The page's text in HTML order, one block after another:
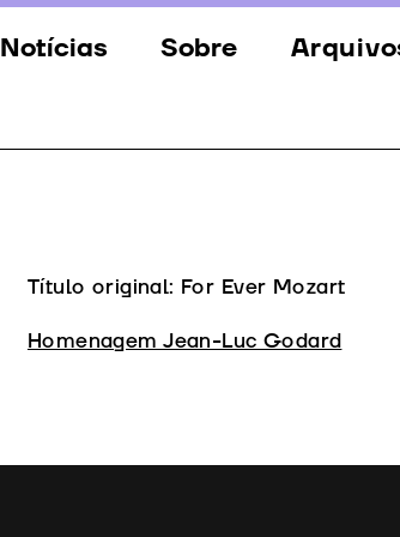
Notícias Sobre
Equipa
Downloads
Título original: For Ever Mozart
Homenagem Jean-Luc Godard